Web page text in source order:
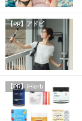
【PR】アドビ
【PR】iHerb